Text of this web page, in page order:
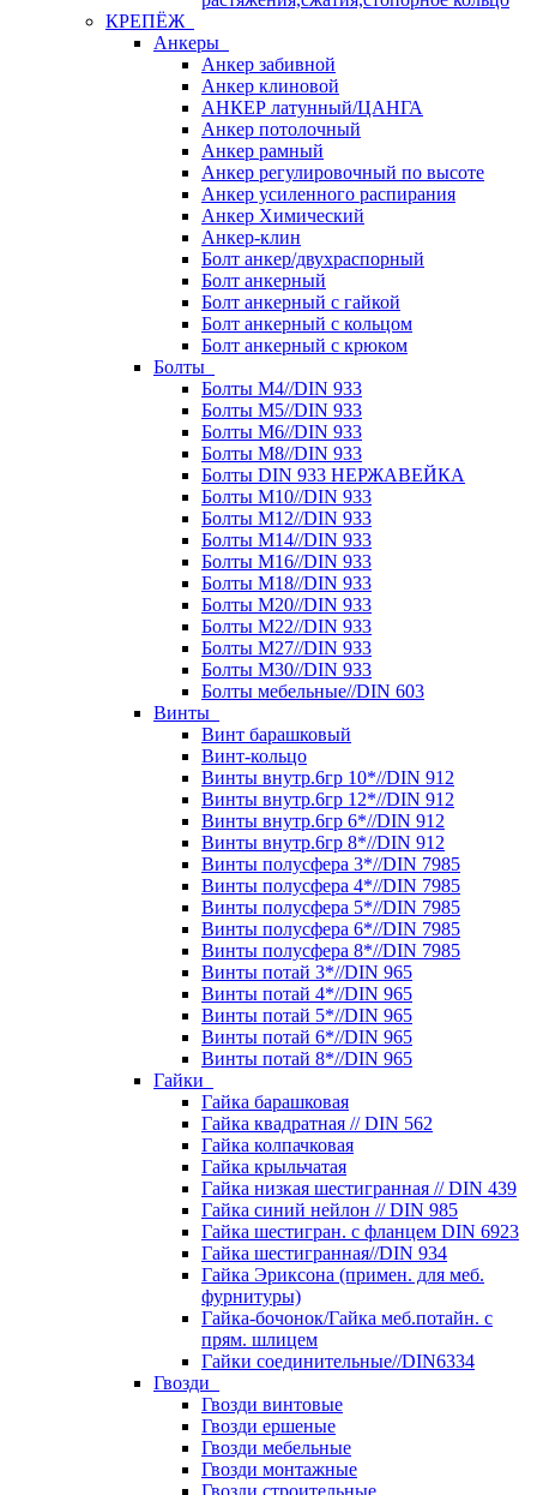
КРЕПЁЖ
Анкеры
Анкер забивной
Анкер клиновой
АНКЕР латунный/ЦАНГА
Анкер потолочный
Анкер рамный
Анкер регулировочный по высоте
Анкер усиленного распирания
Анкер Химический
Анкер-клин
Болт анкер/двухраспорный
Болт анкерный
Болт анкерный с гайкой
Болт анкерный с кольцом
Болт анкерный с крюком
Болты
Болты М4//DIN 933
Болты М5//DIN 933
Болты М6//DIN 933
Болты М8//DIN 933
Болты DIN 933 НЕРЖАВЕЙКА
Болты М10//DIN 933
Болты М12//DIN 933
Болты М14//DIN 933
Болты М16//DIN 933
Болты М18//DIN 933
Болты М20//DIN 933
Болты М22//DIN 933
Болты М27//DIN 933
Болты М30//DIN 933
Болты мебельные//DIN 603
Винты
Винт барашковый
Винт-кольцо
Винты внутр.6гр 10*//DIN 912
Винты внутр.6гр 12*//DIN 912
Винты внутр.6гр 6*//DIN 912
Винты внутр.6гр 8*//DIN 912
Винты полусфера 3*//DIN 7985
Винты полусфера 4*//DIN 7985
Винты полусфера 5*//DIN 7985
Винты полусфера 6*//DIN 7985
Винты полусфера 8*//DIN 7985
Винты потай 3*//DIN 965
Винты потай 4*//DIN 965
Винты потай 5*//DIN 965
Винты потай 6*//DIN 965
Винты потай 8*//DIN 965
Гайки
Гайка барашковая
Гайка квадратная // DIN 562
Гайка колпачковая
Гайка крыльчатая
Гайка низкая шестигранная // DIN 439
Гайка синий нейлон // DIN 985
Гайка шестигран. с фланцем DIN 6923
Гайка шестигранная//DIN 934
Гайка Эриксона (примен. для меб.
фурнитуры)
Гайка-бочонок/Гайка меб.потайн. с
прям. шлицем
Гайки соединительные//DIN6334
Гвозди
Гвозди винтовые
Гвозди ершеные
Гвозди мебельные
Гвозди монтажные
Гвозди строительные